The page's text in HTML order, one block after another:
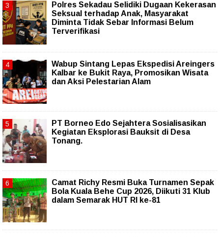
Polres Sekadau Selidiki Dugaan Kekerasan
Seksual terhadap Anak, Masyarakat
Diminta Tidak Sebar Informasi Belum
Terverifikasi
Wabup Sintang Lepas Ekspedisi Areingers
Kalbar ke Bukit Raya, Promosikan Wisata
dan Aksi Pelestarian Alam
PT Borneo Edo Sejahtera Sosialisasikan
Kegiatan Eksplorasi Bauksit di Desa
Tonang.
Camat Richy Resmi Buka Turnamen Sepak
Bola Kuala Behe Cup 2026, Diikuti 31 Klub
dalam Semarak HUT RI ke-81